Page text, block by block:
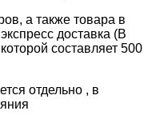
а также товара в
доставка (В
составляет 500
отдельно , в